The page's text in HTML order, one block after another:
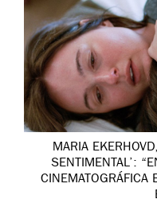
MARIA
SENTIMENTAL’:
CINEMATOGRÁFICA